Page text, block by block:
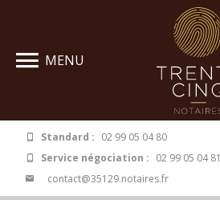
MENU
Standard : 02 99 05 04 80
Service négociation : 02 99 05 04 81
contact@35129.notaires.fr
Panneau de gestion des cookies